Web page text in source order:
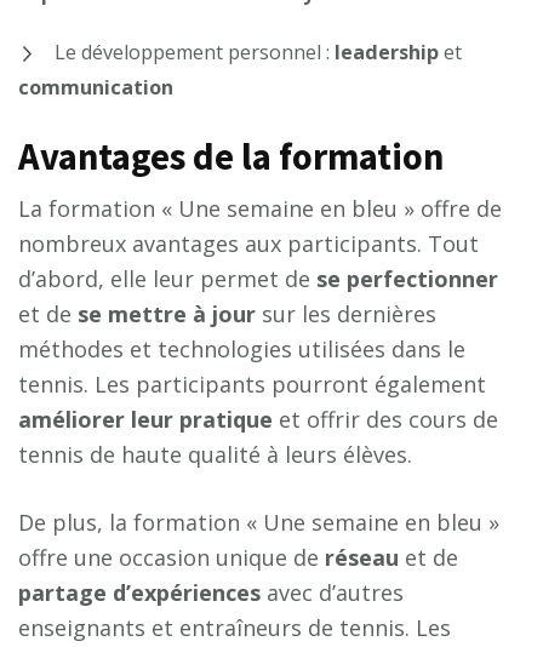
Le développement personnel : leadershipet
communication
Avantages de la formation
La formation « Une semaine en bleu » offre de
nombreux avantages aux participants. Tout
d’abord, elle leur permet de se perfectionner
et de se mettre à jour sur les dernières
méthodes et technologies utilisées dans le
tennis. Les participants pourront également
améliorer leur pratique et offrir des cours de
tennis de haute qualité à leurs élèves.
De plus, la formation « Une semaine en bleu »
offre une occasion unique de réseau et de
partage d’expériences avec d’autres
enseignants et entraîneurs de tennis. Les